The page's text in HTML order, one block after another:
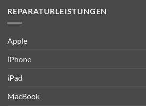
REPARATURLEISTUNGEN
Apple
iPhone
iPad
MacBook